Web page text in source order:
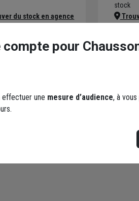
du stock en agence
stock
pour
effectuer une mesure d’audience, à